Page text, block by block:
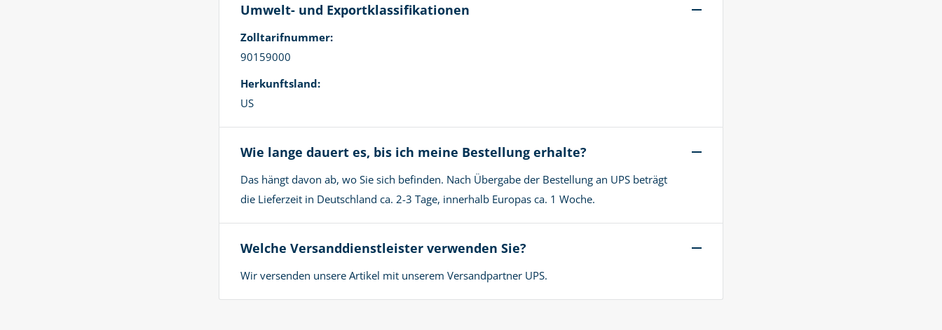
Umwelt- und Exportklassifikationen
Zolltarifnummer:
90159000
Herkunftsland:
US
Wie lange dauert es, bis ich meine Bestellung erhalte?
Das hängt davon ab, wo Sie sich befinden. Nach Übergabe der Bestellung an UPS beträgt
die Lieferzeit in Deutschland ca. 2-3 Tage, innerhalb Europas ca. 1 Woche.
Welche Versanddienstleister verwenden Sie?
Wir versenden unsere Artikel mit unserem Versandpartner UPS.